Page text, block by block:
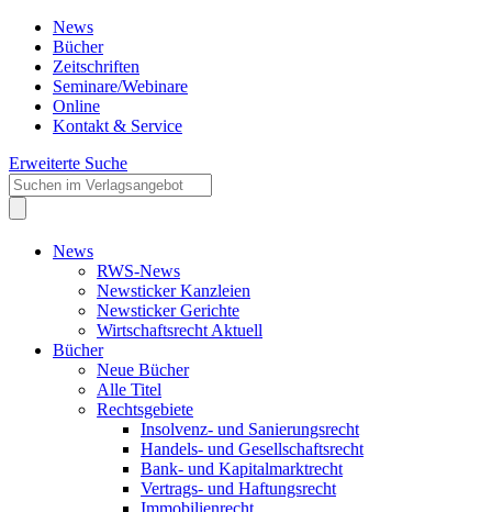
News
Bücher
Zeitschriften
Seminare/Webinare
Online
Kontakt & Service
Erweiterte Suche
News
RWS-News
Newsticker Kanzleien
Newsticker Gerichte
Wirtschaftsrecht Aktuell
Bücher
Neue Bücher
Alle Titel
Rechtsgebiete
Insolvenz- und Sanierungsrecht
Handels- und Gesellschaftsrecht
Bank- und Kapitalmarktrecht
Vertrags- und Haftungsrecht
Immobilienrecht